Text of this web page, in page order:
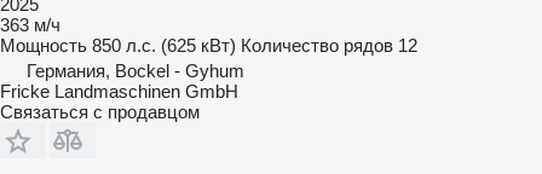
363 м/ч
Мощность 850 л.с. (625 кВт) Количество рядов 12
Германия, Bockel - Gyhum
Fricke Landmaschinen GmbH
Связаться с продавцом